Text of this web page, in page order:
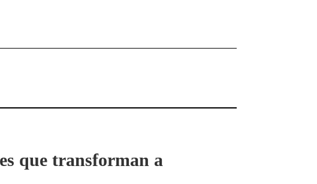
que transforman a